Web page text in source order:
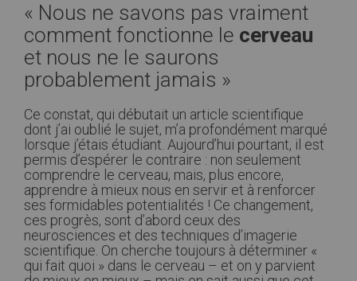
« Nous ne savons pas vraiment
comment fonctionne le cerveau
et nous ne le saurons
probablement jamais »
Ce constat, qui débutait un article scientifique
dont j’ai oublié le sujet, m’a profondément marqué
lorsque j’étais étudiant. Aujourd’hui pourtant, il est
permis d’espérer le contraire : non seulement
comprendre le cerveau, mais, plus encore,
apprendre à mieux nous en servir et à renforcer
ses formidables potentialités ! Ce changement,
ces progrès, sont d’abord ceux des
neurosciences et des techniques d’imagerie
scientifique. On cherche toujours à déterminer «
qui fait quoi » dans le cerveau – et on y parvient